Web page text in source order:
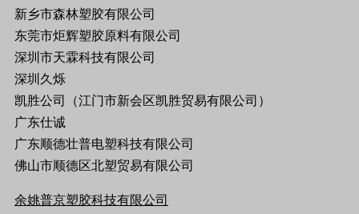
新乡市森林塑胶有限公司
东莞市炬辉塑胶原料有限公司
深圳市天霖科技有限公司
深圳久烁
凯胜公司（江门市新会区凯胜贸易有限公司）
广东仕诚
广东顺德壮普电塑科技有限公司
佛山市顺德区北塑贸易有限公司
余姚普京塑胶科技有限公司